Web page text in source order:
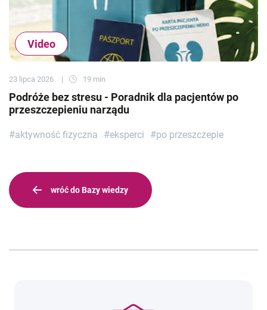
Video
23 lipca 2026 19 min
Podróże bez stresu - Poradnik dla pacjentów po
przeszczepieniu narządu
#aktywność fizyczna #eksperci #po przeszczepie
wróć do Bazy wiedzy